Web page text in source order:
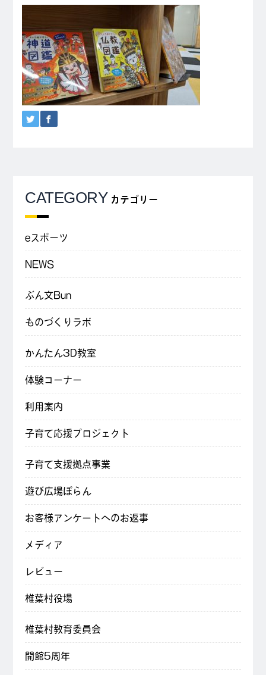
CATEGORY カテゴリー
eスポーツ
NEWS
ぶん文Bun
ものづくりラボ
かんたん3D教室
体験コーナー
利用案内
子育て応援プロジェクト
子育て支援拠点事業
遊び広場ぽらん
お客様アンケートへのお返事
メディア
レビュー
椎葉村役場
椎葉村教育委員会
開館5周年